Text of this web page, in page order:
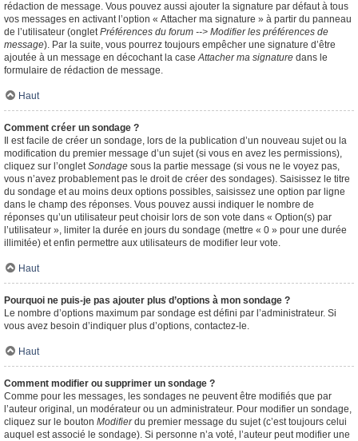
rédaction de message. Vous pouvez aussi ajouter la signature par défaut à tous
vos messages en activant l’option « Attacher ma signature » à partir du panneau
de l’utilisateur (ongletPréférences du forum --> Modifier les préférences de
message). Par la suite, vous pourrez toujours empêcher une signature d’être
ajoutée à un message en décochant la caseAttacher ma signature dans le
formulaire de rédaction de message.
Haut
Comment créer un sondage ?
Il est facile de créer un sondage, lors de la publication d’un nouveau sujet ou la
modification du premier message d’un sujet (si vous en avez les permissions),
cliquez sur l’ongletSondage sous la partie message (si vous ne le voyez pas,
vous n’avez probablement pas le droit de créer des sondages). Saisissez le titre
du sondage et au moins deux options possibles, saisissez une option par ligne
dans le champ des réponses. Vous pouvez aussi indiquer le nombre de
réponses qu’un utilisateur peut choisir lors de son vote dans « Option(s) par
l’utilisateur », limiter la durée en jours du sondage (mettre « 0 » pour une durée
illimitée) et enfin permettre aux utilisateurs de modifier leur vote.
Haut
Pourquoi ne puis-je pas ajouter plus d’options à mon sondage ?
Le nombre d’options maximum par sondage est défini par l’administrateur. Si
vous avez besoin d’indiquer plus d’options, contactez-le.
Haut
Comment modifier ou supprimer un sondage ?
Comme pour les messages, les sondages ne peuvent être modifiés que par
l’auteur original, un modérateur ou un administrateur. Pour modifier un sondage,
cliquez sur le bouton Modifierdu premier message du sujet (c’est toujours celui
auquel est associé le sondage). Si personne n’a voté, l’auteur peut modifier une